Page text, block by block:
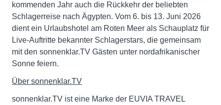
kommenden Jahr auch die Rückkehr der beliebten
Schlagerreise nach Ägypten. Vom 6. bis 13. Juni 2026
dient ein Urlaubshotel am Roten Meer als Schauplatz für
Live-Auftritte bekannter Schlagerstars, die gemeinsam
mit den sonnenklar.TV Gästen unter nordafrikanischer
Sonne feiern.
Über sonnenklar.TV
sonnenklar.TV ist eine Marke der EUVIA TRAVEL